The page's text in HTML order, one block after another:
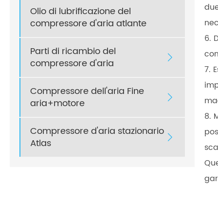
Olio di lubrificazione del
compressore d'aria atlante
Parti di ricambio del
compressore d'aria

Compressore dell'aria Fine
aria+motore

Compressore d'aria stazionario
Atlas

6.
7.
8.